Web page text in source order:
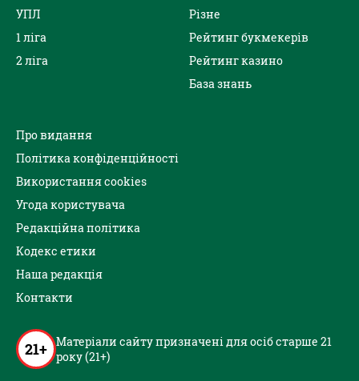
УПЛ
1 ліга
2 ліга
Різне
Рейтинг букмекерів
Рейтинг казино
База знань
Про видання
Політика конфіденційності
Використання cookies
Угода користувача
Редакційна політика
Кодекс етики
Наша редакція
Контакти
21+ Матеріали сайту призначені для осіб старше 21
року (21+)